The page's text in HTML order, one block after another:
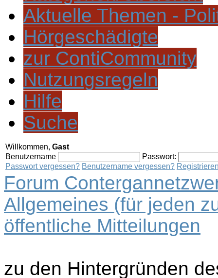
Aktuelle Themen -
Hörgeschädigte
zur ContiCommunity
Nutzungsregeln
Hilfe
Suche
Willkommen, Gast
Benutzername
Passwort:
Passwort vergessen? Benutzername vergessen?
Forum
Allgemeines (für jeden
öffentliche Mitteilungen
zu den Hintergründen